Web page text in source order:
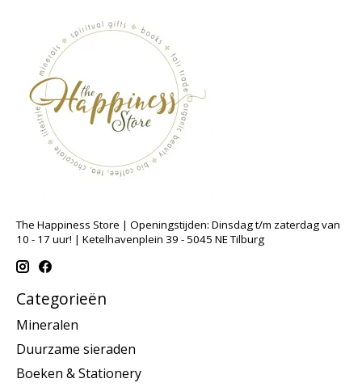
The Happiness Store | Openingstijden: Dinsdag t/m zaterdag van
10 - 17 uur! | Ketelhavenplein 39 - 5045 NE Tilburg
Categorieën
Mineralen
Duurzame sieraden
Boeken & Stationery